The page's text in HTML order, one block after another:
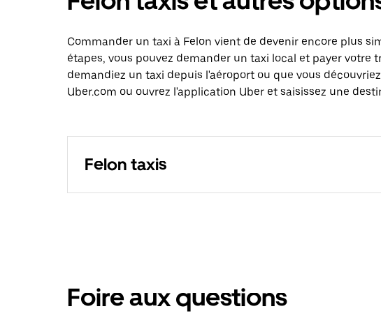
Commander un taxi à Felon vient de devenir encore plus
étapes, vous pouvez demander un taxi local et payer votre
demandiez un taxi depuis l'aéroport ou que vous
Uber.com ou ouvrez l'application Uber et saisissez une
Felon taxis
Foire aux questions